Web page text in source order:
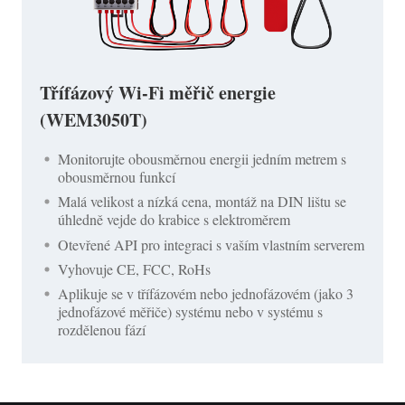
Třífázový Wi-Fi měřič energie
(WEM3050T)
Monitorujte obousměrnou energii jedním metrem s
obousměrnou funkcí
Malá velikost a nízká cena, montáž na DIN lištu se
úhledně vejde do krabice s elektroměrem
Otevřené API pro integraci s vaším vlastním serverem
Vyhovuje CE, FCC, RoHs
Aplikuje se v třífázovém nebo jednofázovém (jako 3
jednofázové měřiče) systému nebo v systému s
rozdělenou fází